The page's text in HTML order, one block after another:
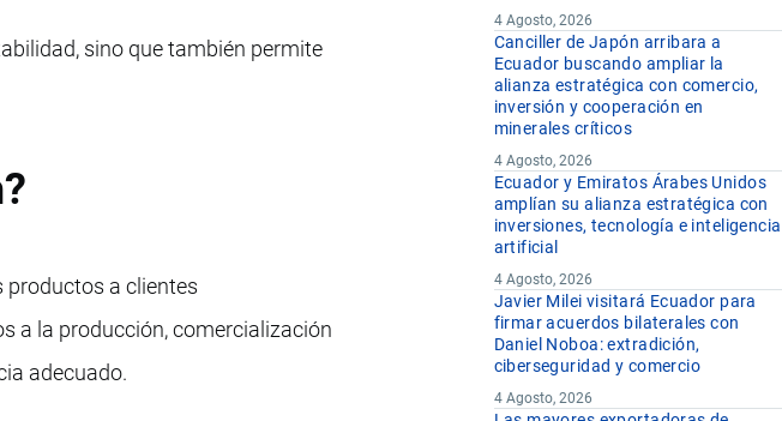
sino que también permite
productos a clientes
a la producción, comercialización
adecuado.
4 Agosto, 2026
Canciller de Japón arribara a
Ecuador buscando ampliar la
alianza estratégica con comercio,
inversión y cooperación en
minerales críticos
4 Agosto, 2026
Ecuador y Emiratos Árabes Unidos
amplían su alianza estratégica con
inversiones, tecnología e inteligencia
artificial
4 Agosto, 2026
Javier Milei visitará Ecuador para
firmar acuerdos bilaterales con
Daniel Noboa: extradición,
ciberseguridad y comercio
4 Agosto, 2026